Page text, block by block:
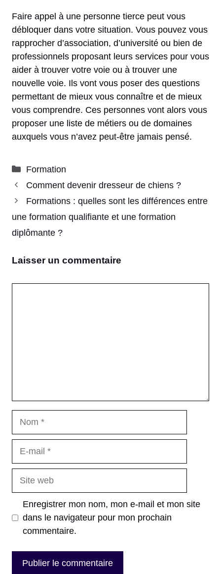
Faire appel à une personne tierce peut vous
débloquer dans votre situation. Vous pouvez vous
rapprocher d’association, d’université ou bien de
professionnels proposant leurs services pour vous
aider à trouver votre voie ou à trouver une
nouvelle voie. Ils vont vous poser des questions
permettant de mieux vous connaître et de mieux
vous comprendre. Ces personnes vont alors vous
proposer une liste de métiers ou de domaines
auxquels vous n’avez peut-être jamais pensé.
Catégories
Formation
Comment devenir dresseur de chiens ?
Formations : quelles sont les différences entre
une formation qualifiante et une formation
diplômante ?
Laisser un commentaire
Enregistrer mon nom, mon e-mail et mon site
dans le navigateur pour mon prochain
commentaire.